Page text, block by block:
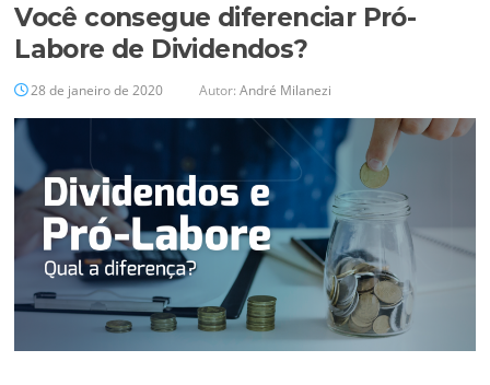
Você consegue diferenciar Pró-
Labore de Dividendos?
28 de janeiro de 2020 Autor:André Milanezi